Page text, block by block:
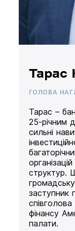
Тарас
ГОЛОВА
Тарас –
25-річним
сильні
структур.
співголова
фінансу
палати.